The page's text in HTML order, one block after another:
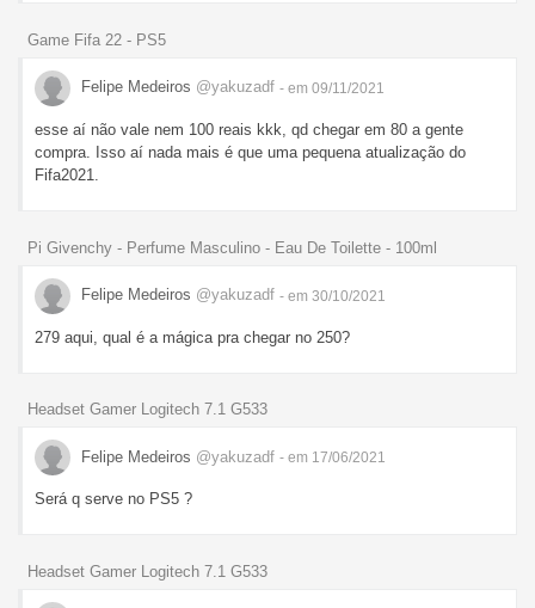
Game Fifa 22 - PS5
Felipe Medeiros @yakuzadf - em 09/11/2021
esse aí não vale nem 100 reais kkk, qd chegar em 80 a gente
compra. Isso aí nada mais é que uma pequena atualização do
Fifa2021.
Pi Givenchy - Perfume Masculino - Eau De Toilette - 100ml
Felipe Medeiros @yakuzadf - em 30/10/2021
279 aqui, qual é a mágica pra chegar no 250?
Headset Gamer Logitech 7.1 G533
Felipe Medeiros @yakuzadf - em 17/06/2021
Será q serve no PS5 ?
Headset Gamer Logitech 7.1 G533